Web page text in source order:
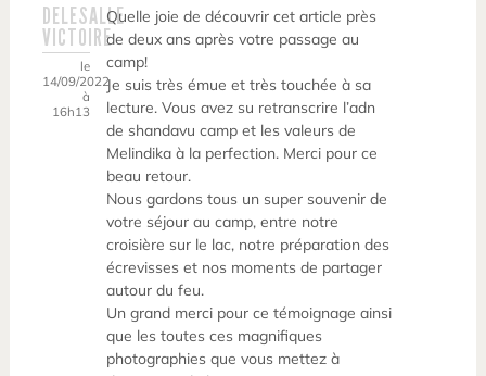
DELESALLE
VICTOIRE
le
14/09/2022
à
16h13
Quelle joie de découvrir cet article près
de deux ans après votre passage au
camp!
Je suis très émue et très touchée à sa
lecture. Vous avez su retranscrire l’adn
de shandavu camp et les valeurs de
Melindika à la perfection. Merci pour ce
beau retour.
Nous gardons tous un super souvenir de
votre séjour au camp, entre notre
croisière sur le lac, notre préparation des
écrevisses et nos moments de partager
autour du feu.
Un grand merci pour ce témoignage ainsi
que les toutes ces magnifiques
photographies que vous mettez à